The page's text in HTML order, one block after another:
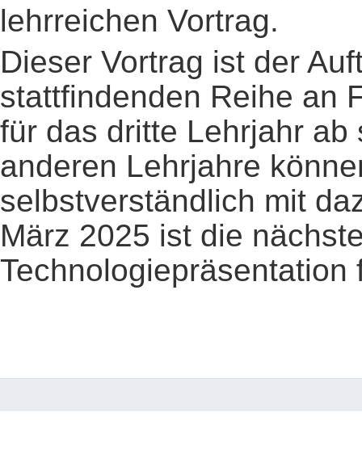
lehrreichen Vortrag.
Dieser Vortrag ist der
stattfindenden Reihe an
für das dritte Lehrjahr
anderen Lehrjahre
selbstverständlich mit
März 2025 ist die